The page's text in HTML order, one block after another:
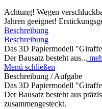
Achtung! Wegen
Jahren geeignet!
Beschreibung
Beschreibung
Das 3D Papiermodell
Der Bausatz besteht aus...
Menü schließen
Beschreibung / Aufgabe
Das 3D Papiermodell
Der Bausatz besteht aus
zusammengesteckt.